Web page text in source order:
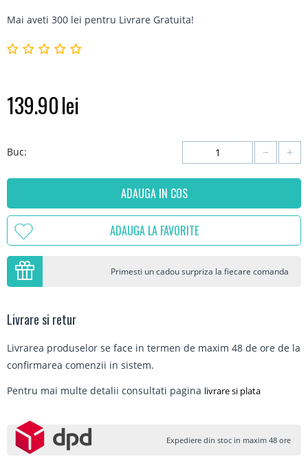
Mai aveti 300 lei pentru Livrare Gratuita!
139.90lei
Buc: +
−
ADAUGA IN COS
ADAUGA LA FAVORITE
Primesti un cadou surpriza la fiecare comanda
Livrare si retur
Livrarea produselor se face in termen de maxim 48 de ore de la
confirmarea comenzii in sistem.
Pentru mai multe detalii consultati pagina livrare si plata
Expediere din stoc in maxim 48 ore